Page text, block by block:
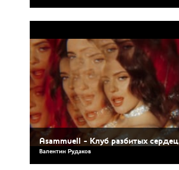
Asammuell - Клуб разбитых сердец
Валентин Рудаков